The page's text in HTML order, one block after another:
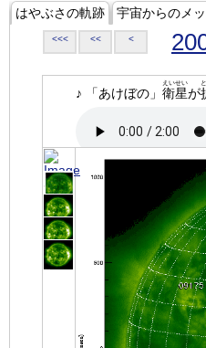
はやぶさの軌跡 宇宙からのメ
<<< << <
♪ 「あけぼの」 衛星
えいせい
が